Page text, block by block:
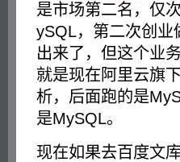
是市场第二名，仅
ySQL，第二次创业
出来了，但这个业
就是现在阿里云旗
析，后面跑的是
是MySQL。
现在如果去百度文